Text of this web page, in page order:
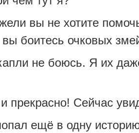
вы не хотите
боитесь очковых
не боюсь. Я их
прекрасно! Сейчас
ещё в одну